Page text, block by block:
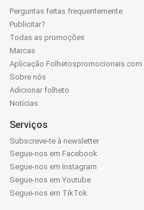
Perguntas feitas frequentemente
Publicitar?
Todas as promoções
Marcas
Aplicação Folhetospromocionais.com
Sobre nós
Adicionar folheto
Notícias
Serviços
Subscreve-te à newsletter
Segue-nos em Facebook
Segue-nos em Instagram
Segue-nos em Youtube
Segue-nos em TikTok